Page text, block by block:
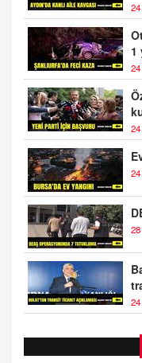
1
BAYAN